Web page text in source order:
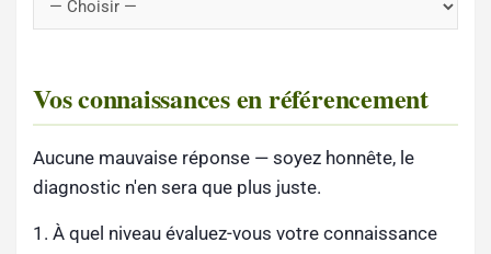
Vos connaissances en référencement
Aucune mauvaise réponse — soyez honnête, le
diagnostic n'en sera que plus juste.
1. À quel niveau évaluez-vous votre connaissance